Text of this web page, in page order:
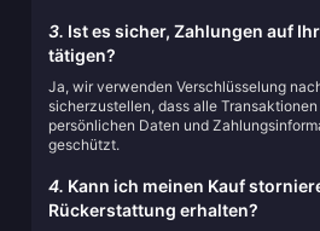
3. Ist es sicher, Zahlungen auf
tätigen?
Ja, wir verwenden Verschlüsselung
sicherzustellen, dass alle
persönlichen Daten und
geschützt.
4. Kann ich meinen Kauf
Rückerstattung erhalten?